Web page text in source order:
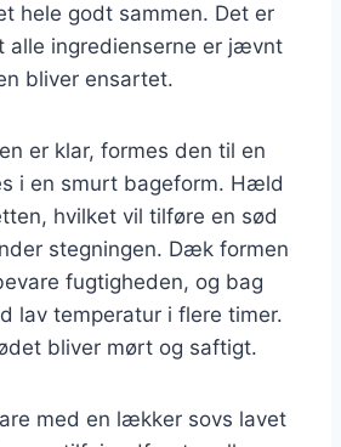
hele godt sammen. Det er
alle ingredienserne er jævnt
bliver ensartet.
er klar, formes den til en
i en smurt bageform. Hæld
hvilket vil tilføre en sød
stegningen. Dæk formen
fugtigheden, og bag
lav temperatur i flere timer.
bliver mørt og saftigt.
med en lækker sovs lavet